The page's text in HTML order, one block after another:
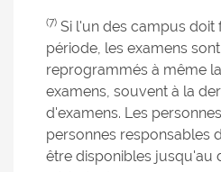
(7) Si l'un des campus
période, les examens
reprogrammés à même
examens, souvent à la
d'examens. Les
personnes responsables
être disponibles jusqu'au